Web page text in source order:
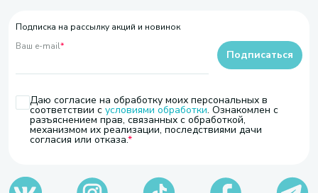
Подписка на рассылку акций и новинок
Ваш e-mail*
Даю согласие на обработку моих персональных в
соответствии с условиями обработки. Ознакомлен с
разъяснением прав, связанных с обработкой,
механизмом их реализации, последствиями дачи
согласия или отказа.
Подписаться